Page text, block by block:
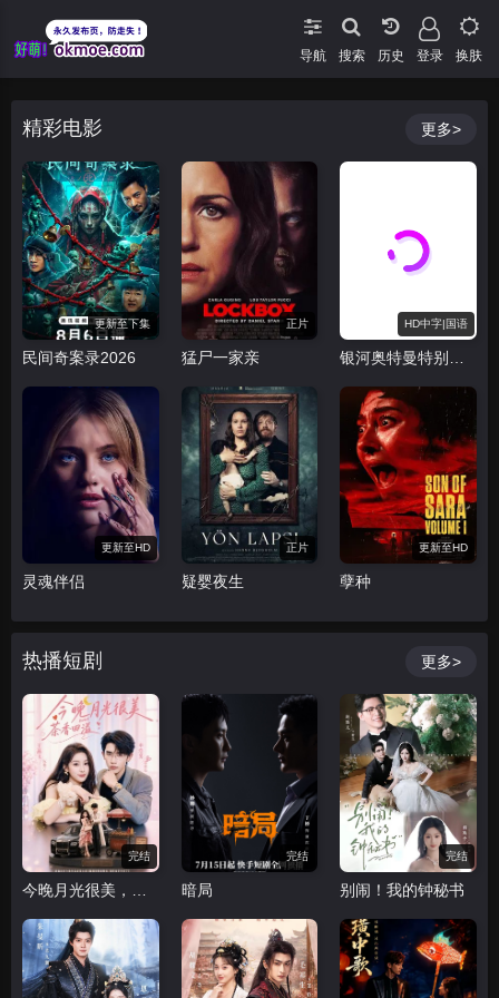
导航 搜索 登录 换肤
精彩电影 更多>
更新至下集
民间奇案录2026
正片
猛尸一家亲
HD中字|国语
更新至HD
灵魂伴侣
正片
疑婴夜生
更新至HD
孽种
热播短剧 更多>
完结 完结
暗局
完结
别闹！我的钟秘书